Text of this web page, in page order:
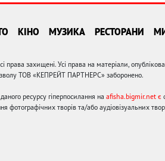
КІНО МУЗИКА РЕСТОРАНИ
захищені. Усі права на матеріали,
ТОВ «КЕПРЕЙТ ПАРТНЕРС» заборонено.
ресурсу гіперпосилання на afisha.bigmir.net є
фотографічних творів та/або аудіовізуальних